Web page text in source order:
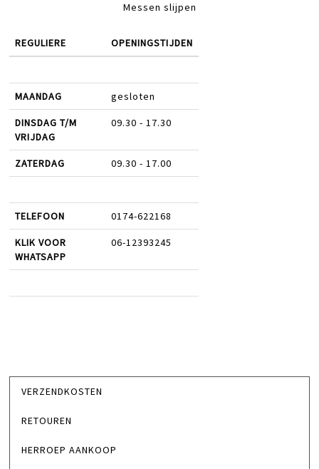
Messen slijpen
REGULIERE OPENINGSTIJDEN
MAANDAG gesloten
DINSDAG T/M
VRIJDAG
09.30 - 17.30
ZATERDAG 09.30 - 17.00
TELEFOON 0174-622168
KLIK VOOR
WHATSAPP
06-12393245
VERZENDKOSTEN
RETOUREN
HERROEP AANKOOP